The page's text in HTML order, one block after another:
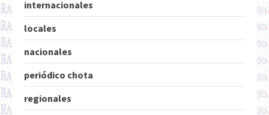
internacionales
locales
nacionales
periódico chota
regionales